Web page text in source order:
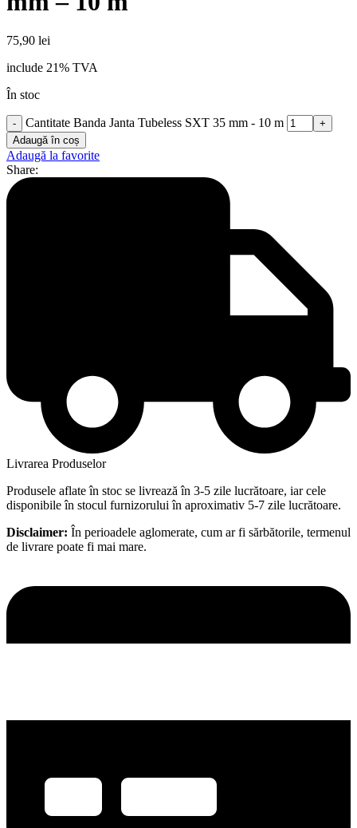
75,90 lei
include 21% TVA
În stoc
Cantitate Banda Janta Tubeless SXT 35 mm - 10 m
Adaugă în coș
Adaugă la favorite
Share:
Livrarea Produselor
Produsele aflate în stoc se livrează în 3-5 zile lucrătoare, iar cele
disponibile în stocul furnizorului în aproximativ 5-7 zile lucrătoare.
Disclaimer: În perioadele aglomerate, cum ar fi sărbătorile, termenul
de livrare poate fi mai mare.